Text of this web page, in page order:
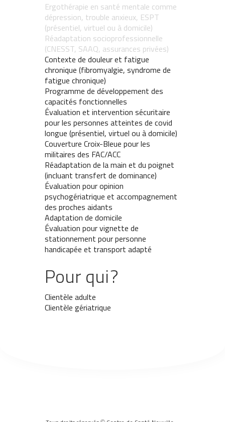
Ergothérapie en santé mentale comme
dépression, trouble anxieux, ESPT
(présentiel, virtuel ou à domicile)
Réadaptation socioprofessionnelle
(CNESST, SAAQ, assurances privées)
Contexte de douleur et fatigue
chronique (fibromyalgie, syndrome de
fatigue chronique)
Programme de développement des
capacités fonctionnelles
Évaluation et intervention sécuritaire
pour les personnes atteintes de covid
longue (présentiel, virtuel ou à domicile)
Couverture Croix-Bleue pour les
militaires des FAC/ACC
Réadaptation de la main et du poignet
(incluant transfert de dominance)
Évaluation pour opinion
psychogériatrique et accompagnement
des proches aidants
Adaptation de domicile
Évaluation pour vignette de
stationnement pour personne
handicapée et transport adapté
Pour qui ?
Clientèle adulte
Clientèle gériatrique